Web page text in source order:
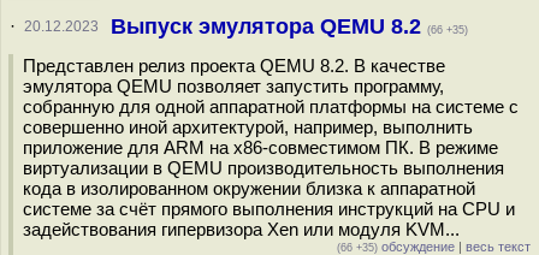
· 20.12.2023 Выпуск эмулятора QEMU 8.2 (66 +35)
Представлен релиз проекта QEMU 8.2. В качестве
эмулятора QEMU позволяет запустить программу,
собранную для одной аппаратной платформы на системе с
совершенно иной архитектурой, например, выполнить
приложение для ARM на x86-совместимом ПК. В режиме
виртуализации в QEMU производительность выполнения
кода в изолированном окружении близка к аппаратной
системе за счёт прямого выполнения инструкций на CPU и
задействования гипервизора Xen или модуля KVM...
(66 +35) обсуждение | весь текст